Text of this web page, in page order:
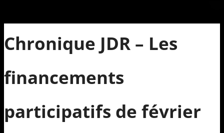
Chronique JDR – Les
financements
participatifs de février